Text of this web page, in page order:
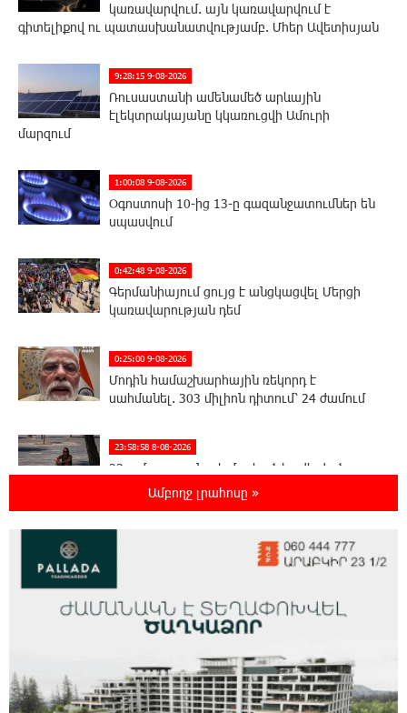
կառավարվում. այն կառավարվում է
գիտելիքով ու պատասխանատվությամբ. Մհեր Ավետիսյան
9:28:15 9-08-2026
Ռուսաստանի ամենամեծ արևային
էլեկտրակայանը կկառուցվի Ամուրի
մարզում
1:00:08 9-08-2026
Օգոստոսի 10-ից 13-ը գազանջատումներ են
սպասվում
0:42:48 9-08-2026
Գերմանիայում ցույց է անցկացվել Մերցի
կառավարության դեմ
0:25:00 9-08-2026
Մոդին համաշխարհային ռեկորդ է
սահմանել. 303 միլիոն դիտում՝ 24 ժամում
23:58:58 8-08-2026
23-ամյա ուսանողի մշակած հավելվածը
հարավկորեական App Store-ում շրջանցել է
ուկրաինական 360 անօդաչու թռչող սարք
Օգոստոսի 10-ին, 11-ին, 12-ին, 13-ին, 14-ին,
17-ին, 18-ին և 20-ին հարյուրավոր
հասցեներում լույս չի լինելու
Ամբողջ լրահոսը »